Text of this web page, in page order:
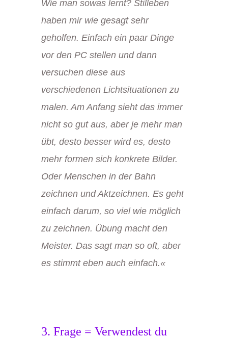
Wie man sowas lernt? Stilleben
haben mir wie gesagt sehr
geholfen. Einfach ein paar Dinge
vor den PC stellen und dann
versuchen diese aus
verschiedenen Lichtsituationen zu
malen. Am Anfang sieht das immer
nicht so gut aus, aber je mehr man
übt, desto besser wird es, desto
mehr formen sich konkrete Bilder.
Oder Menschen in der Bahn
zeichnen und Aktzeichnen. Es geht
einfach darum, so viel wie möglich
zu zeichnen. Übung macht den
Meister. Das sagt man so oft, aber
es stimmt eben auch einfach.«
3. Frage = Verwendest du